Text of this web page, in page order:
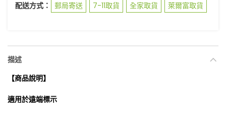
配送方式：
郵局寄送 7-11取貨 全家取貨 萊爾富取貨
描述
【商品說明】
適用於遠端標示